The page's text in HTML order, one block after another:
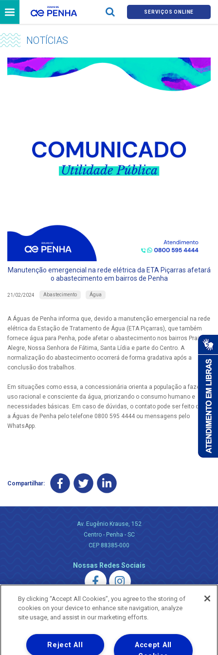
SERVIÇOS ONLINE
NOTÍCIAS
Manutenção emergencial na rede elétrica da ETA Piçarras afetará
o abastecimento em bairros de Penha
21/02/2024 Abastecimento Água
A Águas de Penha informa que, devido a manutenção emergencial na rede
elétrica da Estação de Tratamento de Água (ETA Piçarras), que também
fornece água para Penha, pode afetar o abastecimento nos bairros Praia
Alegre, Nossa Senhora de Fátima, Santa Lídia e parte do Centro. A
normalização do abastecimento ocorrerá de forma gradativa após a
conclusão dos trabalhos.
Em situações como essa, a concessionária orienta a população a fazer
uso racional e consciente da água, priorizando o consumo humano e
necessidades básicas. Em caso de dúvidas, o contato pode ser feito com
a Águas de Penha pelo telefone 0800 595 4444 ou mensagens pelo
WhatsApp.
Compartilhar:
Av. Eugênio Krause, 152
Centro - Penha - SC
CEP 88385-000
Nossas Redes Sociais
Uma empresa
Copyright ® 2026 - Todos os Direitos Reservados.
By clicking “Accept All Cookies”, you agree to the storing of
cookies on your device to enhance site navigation, analyze
site usage, and assist in our marketing efforts.
Accept All
Reject All